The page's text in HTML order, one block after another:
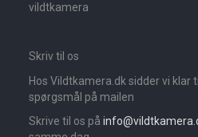
vildtkamera
Skriv til os
Hos Vildtkamera.dk sidder vi klar
spørgsmål på mailen
Skrive til os på